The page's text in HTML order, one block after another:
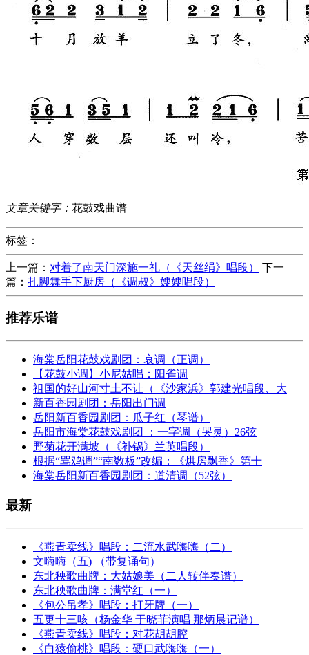
文章关键字： 花鼓戏曲谱
标签：
上一篇： 对着了南天门深施一礼（《天丝绢》唱段）
下一
篇： 扎脚舞手下厨房（《调叔》嫂嫂唱段）
推荐乐谱
海棠岳阳花鼓戏剧团：哀调（正调）
【花鼓小调】小尼姑唱：阳雀调
祖国的好山河寸土不让（《沙家浜》郭建光唱段、大
新百香园剧团：岳阳出门调
岳阳新百香园剧团：瓜子红（琴谱）
岳阳市海棠花鼓戏剧团 ：一字调（哭灵）26弦
野菊花开满坡（《补锅》兰英唱段）
根据“骂鸡调”“南数板”改编：《烘房飘香》第十
海棠岳阳新百香园剧团：道清调（52弦）
最新
《燕青卖线》唱段：二流水武嗨嗨（二）
文嗨嗨（五) （带复诵句）
东北秧歌曲牌：大姑娘美（二人转伴奏谱）
东北秧歌曲牌：满堂红（一）
《包公吊孝》唱段：打牙牌（一）
五更十三咳（杨金华 于晓菲演唱 那炳晨记谱）
《燕青卖线》唱段：对花胡胡腔
《白猿偷桃》唱段：硬口武嗨嗨（一）